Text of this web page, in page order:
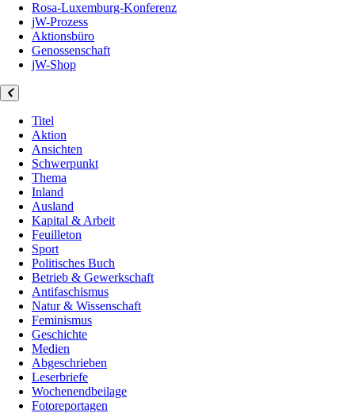
Rosa-Luxemburg-Konferenz
jW-Prozess
Aktionsbüro
Genossenschaft
jW-Shop
Titel
Aktion
Ansichten
Schwerpunkt
Thema
Inland
Ausland
Kapital & Arbeit
Feuilleton
Sport
Politisches Buch
Betrieb & Gewerkschaft
Antifaschismus
Natur & Wissenschaft
Feminismus
Geschichte
Medien
Abgeschrieben
Leserbriefe
Wochenendbeilage
Fotoreportagen